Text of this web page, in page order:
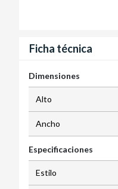
Ficha técnica
Dimensiones
Alto
Ancho
Especificaciones
Estilo